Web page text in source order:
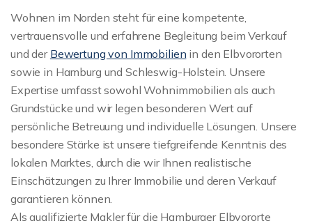
Wohnen im Norden steht für eine kompetente,
vertrauensvolle und erfahrene Begleitung beim Verkauf
und der Bewertung von Immobilien in den Elbvororten
sowie in Hamburg und Schleswig-Holstein. Unsere
Expertise umfasst sowohl Wohnimmobilien als auch
Grundstücke und wir legen besonderen Wert auf
persönliche Betreuung und individuelle Lösungen. Unsere
besondere Stärke ist unsere tiefgreifende Kenntnis des
lokalen Marktes, durch die wir Ihnen realistische
Einschätzungen zu Ihrer Immobilie und deren Verkauf
garantieren können.
Als qualifizierte Makler für die Hamburger Elbvororte